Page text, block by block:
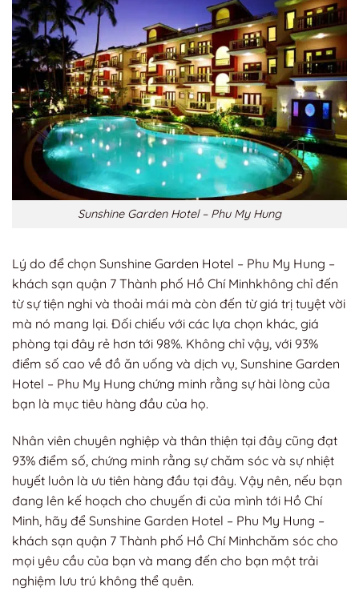
Sunshine Garden Hotel – Phu My Hung
Lý do để chọn Sunshine Garden Hotel – Phu My Hung –
khách sạn quận 7 Thành phố Hồ Chí Minhkhông chỉ đến
từ sự tiện nghi và thoải mái mà còn đến từ giá trị tuyệt vời
mà nó mang lại. Đối chiếu với các lựa chọn khác, giá
phòng tại đây rẻ hơn tới 98%. Không chỉ vậy, với 93%
điểm số cao về đồ ăn uống và dịch vụ, Sunshine Garden
Hotel – Phu My Hung chứng minh rằng sự hài lòng của
bạn là mục tiêu hàng đầu của họ.
Nhân viên chuyên nghiệp và thân thiện tại đây cũng đạt
93% điểm số, chứng minh rằng sự chăm sóc và sự nhiệt
huyết luôn là ưu tiên hàng đầu tại đây. Vậy nên, nếu bạn
đang lên kế hoạch cho chuyến đi của mình tới Hồ Chí
Minh, hãy để Sunshine Garden Hotel – Phu My Hung –
khách sạn quận 7 Thành phố Hồ Chí Minhchăm sóc cho
mọi yêu cầu của bạn và mang đến cho bạn một trải
nghiệm lưu trú không thể quên.